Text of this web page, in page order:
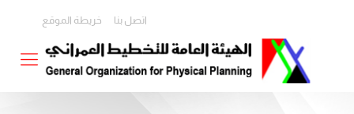
اتصل بنا خريطة الموقع